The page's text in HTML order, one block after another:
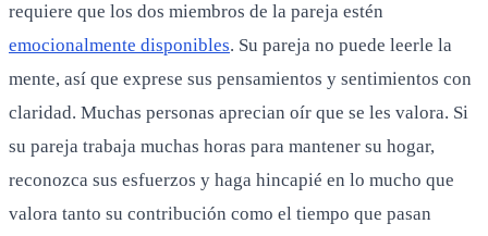
requiere que los dos miembros de la pareja estén
emocionalmente disponibles. Su pareja no puede leerle la
mente, así que exprese sus pensamientos y sentimientos con
claridad. Muchas personas aprecian oír que se les valora. Si
su pareja trabaja muchas horas para mantener su hogar,
reconozca sus esfuerzos y haga hincapié en lo mucho que
valora tanto su contribución como el tiempo que pasan